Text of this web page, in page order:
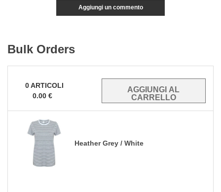
Aggiungi un commento
Bulk Orders
0ARTICOLI
0.00 €
Heather Grey / White